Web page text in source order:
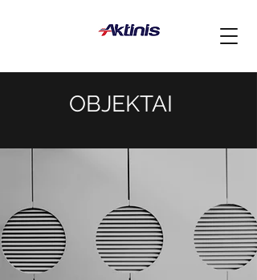
OBJEKTAI